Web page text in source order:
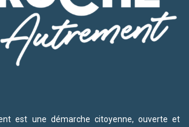
est une démarche citoyenne, ouverte et